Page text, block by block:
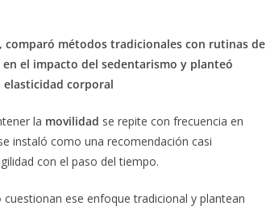
comparó métodos tradicionales con rutinas de
el impacto del sedentarismo y planteó
elasticidad corporal
la movilidad se repite con frecuencia en
instaló como una recomendación casi
con el paso del tiempo.
cuestionan ese enfoque tradicional y plantean